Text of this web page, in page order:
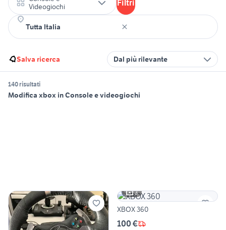
Videogiochi
Filtri
Salva ricerca Dal più rilevante
140 risultati
Modifica xbox in Console e videogiochi
3
XBOX 360
100 €